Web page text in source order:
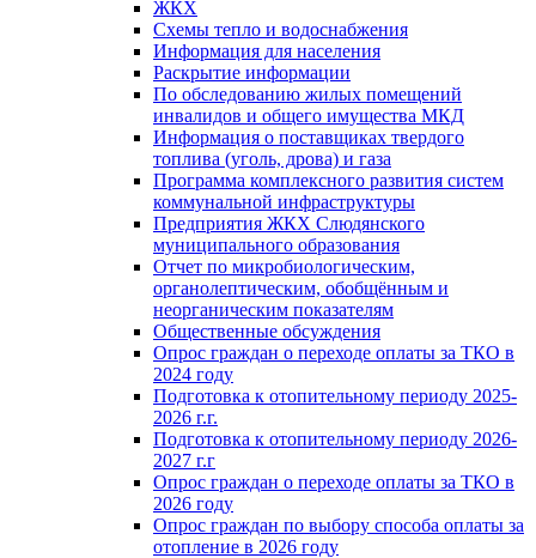
ЖКХ
Схемы тепло и водоснабжения
Информация для населения
Раскрытие информации
По обследованию жилых помещений
инвалидов и общего имущества МКД
Информация о поставщиках твердого
топлива (уголь, дрова) и газа
Программа комплексного развития систем
коммунальной инфраструктуры
Предприятия ЖКХ Слюдянского
муниципального образования
Отчет по микробиологическим,
органолептическим, обобщённым и
неорганическим показателям
Общественные обсуждения
Опрос граждан о переходе оплаты за ТКО в
2024 году
Подготовка к отопительному периоду 2025-
2026 г.г.
Подготовка к отопительному периоду 2026-
2027 г.г
Опрос граждан о переходе оплаты за ТКО в
2026 году
Опрос граждан по выбору способа оплаты за
отопление в 2026 году